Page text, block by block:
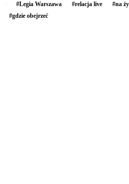
#Legia Warszawa #relacja live #na
#gdzie obejrzeć